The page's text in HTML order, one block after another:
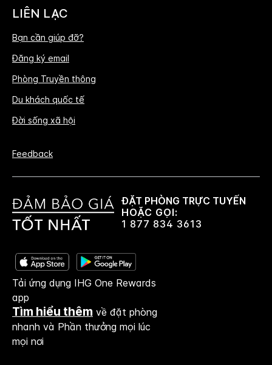
LIÊN LẠC
Bạn cần giúp đỡ?
Đăng ký email
Phòng Truyền thông
Du khách quốc tế
Đời sống xã hội
Feedback
ĐẶT PHÒNG TRỰC TUYẾN
HOẶC GỌI:
1 877 834 3613
Tải ứng dụng IHG One Rewards
app
Tìm hiểu thêm về đặt phòng
nhanh và Phần thưởng mọi lúc
mọi nơi